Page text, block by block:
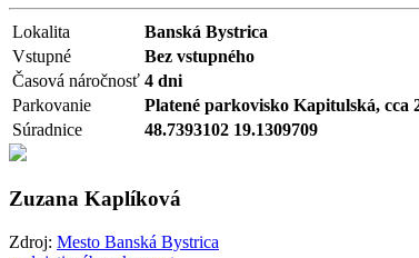
Lokalita
Banská Bystrica
Vstupné
Bez vstupného
Časová náročnosť 4 dni
Parkovanie
Platené parkovisko Kapitulská, cca
Súradnice
48.7393102 19.1309709
Zuzana Kaplíková
Zdroj: Mesto Banská Bystrica